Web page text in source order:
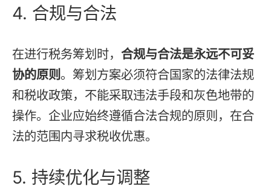
4. 合规与合法
在进行税务筹划时，合规与合法是永远不可妥
协的原则。筹划方案必须符合国家的法律法规
和税收政策，不能采取违法手段和灰色地带的
操作。企业应始终遵循合法合规的原则，在合
法的范围内寻求税收优惠。
5. 持续优化与调整